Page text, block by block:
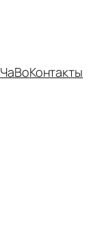
ЧаВоКонтакты